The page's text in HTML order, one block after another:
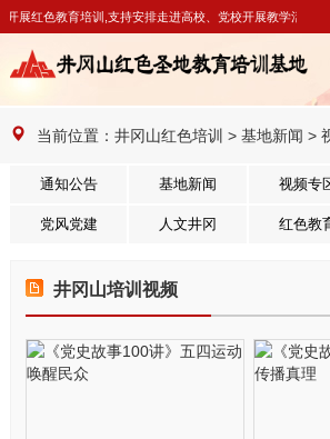
展红色教育培训,支持安排走进高校、党校开展教学活动。
当前位置： 井冈山红色培训 > 基地新闻 >
通知公告 基地新闻 视频专
党风党建 人文井冈 红色教
井冈山培训视频